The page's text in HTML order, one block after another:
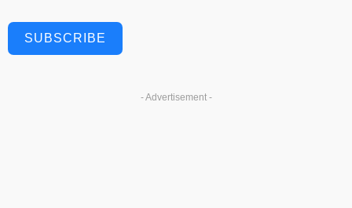
SUBSCRIBE
- Advertisement -